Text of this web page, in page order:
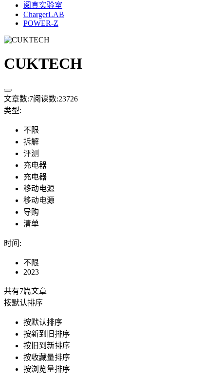
阅真实验室
ChargerLAB
POWER-Z
CUKTECH
文章数:7阅读数:23726
类型:
不限
拆解
评测
充电器
充电器
移动电源
移动电源
导购
清单
时间 :
不限
2023
共有7篇文章
按默认排序
按默认排序
按新到旧排序
按旧到新排序
按收藏量排序
按浏览量排序